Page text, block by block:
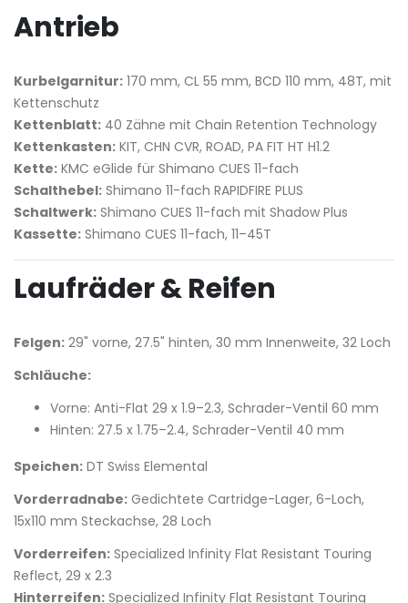
Antrieb
Kurbelgarnitur: 170 mm, CL 55 mm, BCD 110 mm, 48T, mit
Kettenschutz
Kettenblatt: 40 Zähne mit Chain Retention Technology
Kettenkasten: KIT, CHN CVR, ROAD, PA FIT HT H1.2
Kette: KMC eGlide für Shimano CUES 11-fach
Schalthebel: Shimano 11-fach RAPIDFIRE PLUS
Schaltwerk: Shimano CUES 11-fach mit Shadow Plus
Kassette: Shimano CUES 11-fach, 11–45T
Laufräder & Reifen
Felgen: 29" vorne, 27.5" hinten, 30 mm Innenweite, 32 Loch
Schläuche:
Vorne: Anti-Flat 29 x 1.9–2.3, Schrader-Ventil 60 mm
Hinten: 27.5 x 1.75–2.4, Schrader-Ventil 40 mm
Speichen: DT Swiss Elemental
Vorderradnabe: Gedichtete Cartridge-Lager, 6-Loch,
15x110 mm Steckachse, 28 Loch
Vorderreifen: Specialized Infinity Flat Resistant Touring
Reflect, 29 x 2.3
Hinterreifen: Specialized Infinity Flat Resistant Touring